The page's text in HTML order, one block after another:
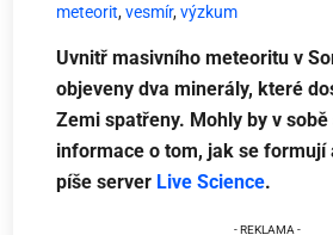
meteorit,vesmír,výzkum
Uvnitř masivního meteoritu v
objeveny dva minerály, které
Zemi spatřeny. Mohly by v
informace o tom, jak se formují
píše server Live Science.